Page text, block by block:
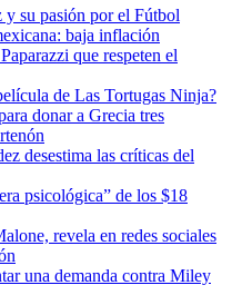
su pasión por el Fútbol
baja inflación
que respeten el
de Las Tortugas Ninja?
donar a Grecia tres
desestima las críticas del
psicológica” de los $18
revela en redes sociales
una demanda contra Miley